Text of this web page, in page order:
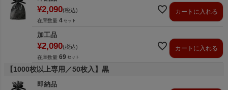
¥2,090 税込
在庫数量 4
カートに入れる
加工品
¥2,090 税込
在庫数量 69
カートに入れる
【1000枚以上専用／50枚入】黒
即納品